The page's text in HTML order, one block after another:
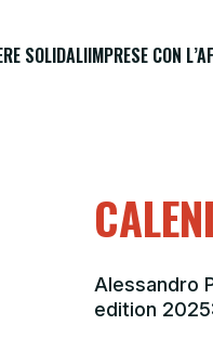
SOLIDALIIMPRESE CON
Alessandro
edition 2025: